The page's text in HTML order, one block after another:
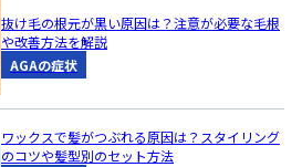
抜け毛の根元が黒い原因は？注意が必要な毛根
や改善方法を解説
AGAの症状
ワックスで髪がつぶれる原因は？スタイリング
のコツや髪型別のセット方法